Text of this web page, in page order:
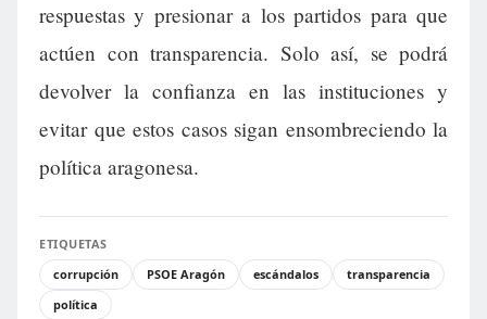
respuestas y presionar a los partidos para que
actúen con transparencia. Solo así, se podrá
devolver la confianza en las instituciones y
evitar que estos casos sigan ensombreciendo la
política aragonesa.
ETIQUETAS
corrupción
PSOE Aragón escándalos
transparencia
política